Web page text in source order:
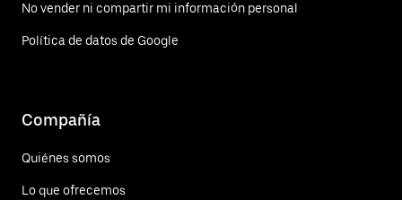
No vender ni compartir mi información personal
Política de datos de Google
Compañía
Quiénes somos
Lo que ofrecemos